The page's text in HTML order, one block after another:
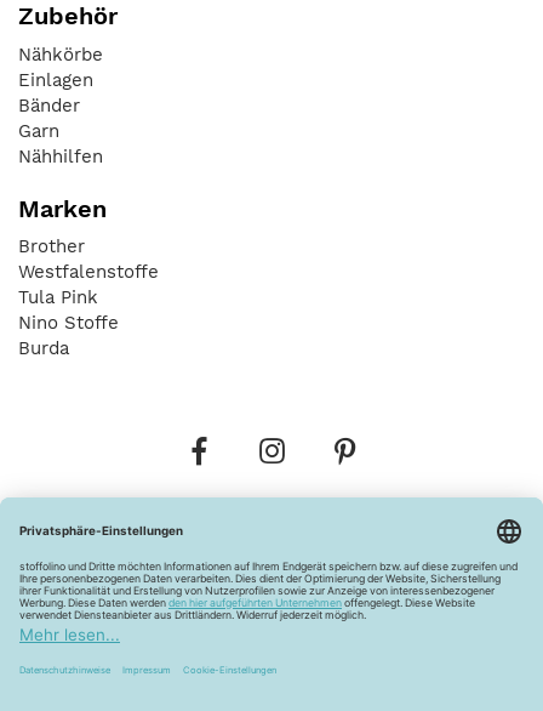
Zubehör
Nähkörbe
Einlagen
Bänder
Garn
Nähhilfen
Marken
Brother
Westfalenstoffe
Tula Pink
Nino Stoffe
Burda
Widerrufsbelehrung Vertrag widerrufen
Barrierefreiheitserklärung